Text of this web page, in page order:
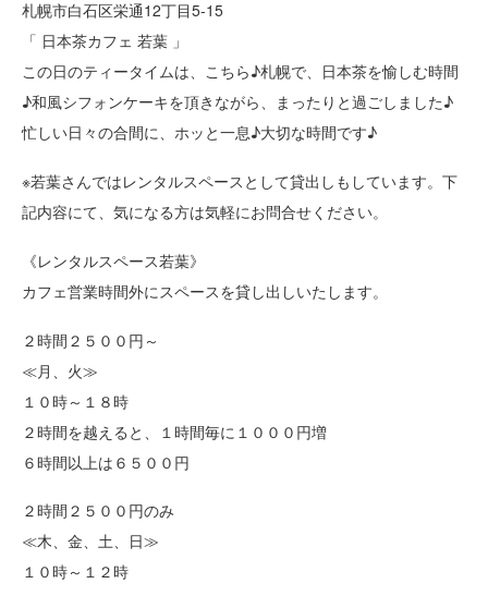
札幌市白石区栄通12丁目5-15
「 日本茶カフェ 若葉 」
この日のティータイムは、こちら♪札幌で、日本茶を愉しむ時間
♪和風シフォンケーキを頂きながら、まったりと過ごしました♪
忙しい日々の合間に、ホッと一息♪大切な時間です♪
※若葉さんではレンタルスペースとして貸出しもしています。下
記内容にて、気になる方は気軽にお問合せください。
《レンタルスペース若葉》
カフェ営業時間外にスペースを貸し出しいたします。
２時間２５００円～
≪月、火≫
１０時～１８時
２時間を越えると、１時間毎に１０００円増
６時間以上は６５００円
２時間２５００円のみ
≪木、金、土、日≫
１０時～１２時